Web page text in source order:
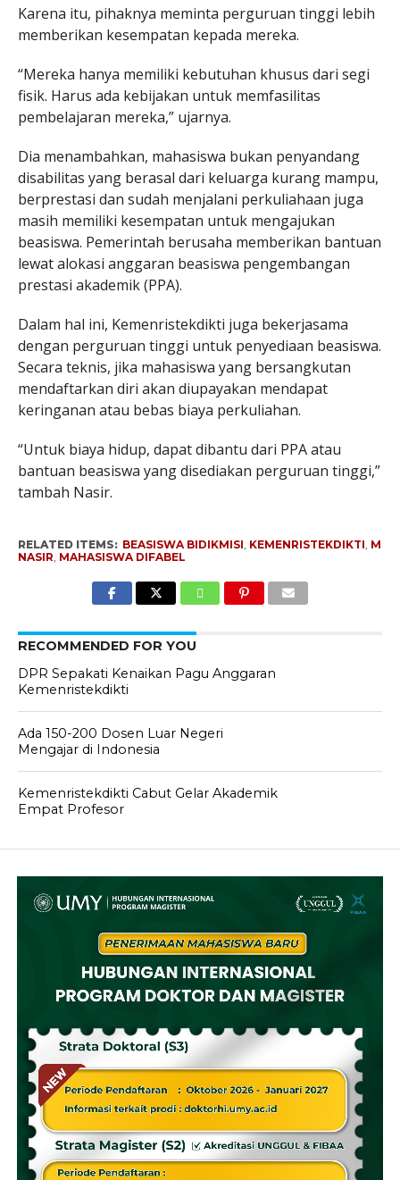
Karena itu, pihaknya meminta perguruan tinggi lebih
memberikan kesempatan kepada mereka.
“Mereka hanya memiliki kebutuhan khusus dari segi
fisik. Harus ada kebijakan untuk memfasilitas
pembelajaran mereka,” ujarnya.
Dia menambahkan, mahasiswa bukan penyandang
disabilitas yang berasal dari keluarga kurang mampu,
berprestasi dan sudah menjalani perkuliahaan juga
masih memiliki kesempatan untuk mengajukan
beasiswa. Pemerintah berusaha memberikan bantuan
lewat alokasi anggaran beasiswa pengembangan
prestasi akademik (PPA).
Dalam hal ini, Kemenristekdikti juga bekerjasama
dengan perguruan tinggi untuk penyediaan beasiswa.
Secara teknis, jika mahasiswa yang bersangkutan
mendaftarkan diri akan diupayakan mendapat
keringanan atau bebas biaya perkuliahan.
“Untuk biaya hidup, dapat dibantu dari PPA atau
bantuan beasiswa yang disediakan perguruan tinggi,”
tambah Nasir.
RELATED ITEMS: BEASISWA BIDIKMISI, KEMENRISTEKDIKTI, M
NASIR, MAHASISWA DIFABEL
RECOMMENDED FOR YOU
DPR Sepakati Kenaikan Pagu Anggaran
Kemenristekdikti
Ada 150-200 Dosen Luar Negeri
Mengajar di Indonesia
Kemenristekdikti Cabut Gelar Akademik
Empat Profesor